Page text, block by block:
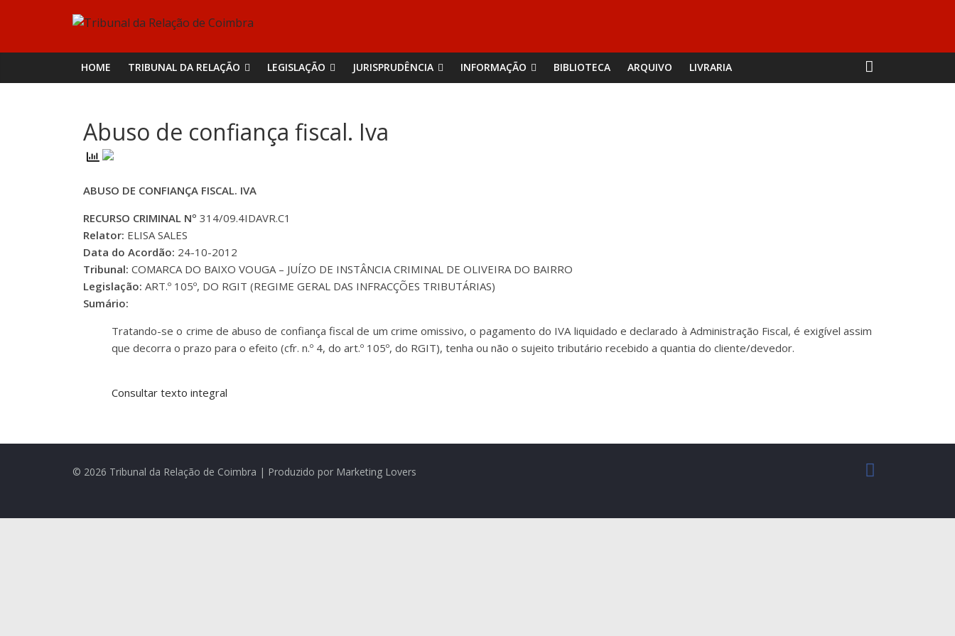
Tribunal
da
Relação
de
Coimbra
HOME TRIBUNAL DA RELAÇÃO LEGISLAÇÃO JURISPRUDÊNCIA INFORMAÇÃO BIBLIOTECA ARQUIVO LIVRARIA
Abuso de confiança fiscal. Iva
ABUSO DE CONFIANÇA FISCAL. IVA
RECURSO CRIMINAL Nº 314/09.4IDAVR.C1
Relator: ELISA SALES
Data do Acordão: 24-10-2012
Tribunal: COMARCA DO BAIXO VOUGA – JUÍZO DE INSTÂNCIA CRIMINAL DE OLIVEIRA DO BAIRRO
Legislação: ART.º 105º, DO RGIT (REGIME GERAL DAS INFRACÇÕES TRIBUTÁRIAS)
Sumário:
Tratando-se o crime de abuso de confiança fiscal de um crime omissivo, o pagamento do IVA liquidado e declarado à Administração Fiscal, é exigível assim
que decorra o prazo para o efeito (cfr. n.º 4, do art.º 105º, do RGIT), tenha ou não o sujeito tributário recebido a quantia do cliente/devedor.
Consultar texto integral
© 2026 Tribunal da Relação de Coimbra | Produzido por Marketing Lovers